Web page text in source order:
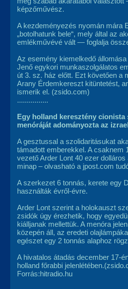
képzőművész.
A kezdeményezés nyomán mára
„botolhatunk bele“, mely által az
emlékművévé vált — foglalja
Az esemény kiemelkedő
Jenő egykori munkaszolgálatos
út 3. sz. ház előtt. Ezt követően a
Arany Érdemkereszt kitüntetést,
ismerik el. (zsido.com)
................
Egy holland keresztény
menóráját adományozta az
A gesztussal a szolidaritásukat
támadott emberekkel. A csaknem
vezető Arder Lont 40 ezer
minap – olvasható a jpost.com
A szerkezet 6 tonnás, kerete egy
használták évről-évre.
Arder Lont szerint a holokauszt
zsidók úgy érezhetik, hogy
kiálljanak mellettük. A menóra
közepén áll, az eredeti
egészet egy 2 tonnás alaphoz
A hivatalos átadás december 17-
holland főrabbi
Forrás:hitradio.hu